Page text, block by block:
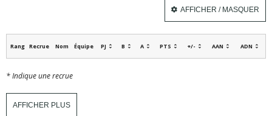
AFFICHER / MASQUER
Rang Recrue Nom Équipe PJ B A PTS +/- AAN ADN
* Indique une recrue
AFFICHER PLUS